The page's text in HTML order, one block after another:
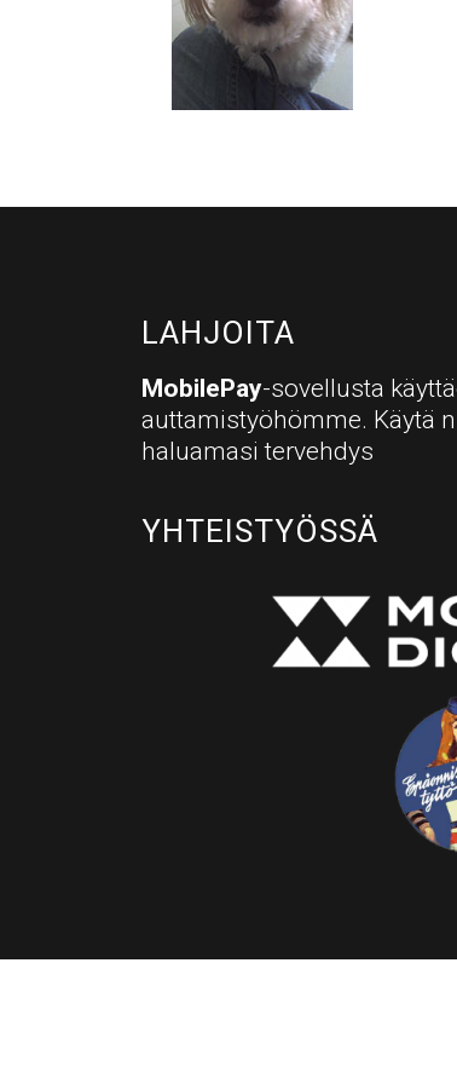
LAHJOITA
MobilePay-sovellusta
auttamistyöhömme. Käytä
haluamasi tervehdys
YHTEISTYÖSSÄ